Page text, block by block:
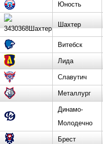
Юность
Шахтер
Витебск
Лида
Славутич
Металлург
Динамо-
Молодечно
Брест